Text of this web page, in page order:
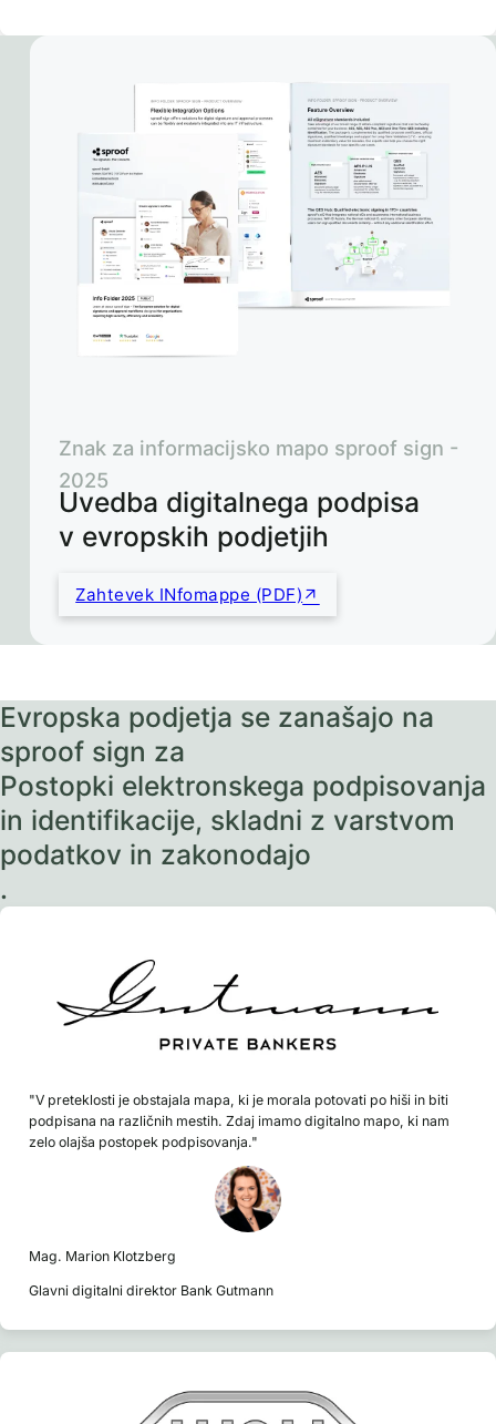
Uvedba digitalnega podpisa
v evropskih podjetjih
Znak za informacijsko mapo sproof sign -
2025
Zahtevek INfomappe (PDF)
Evropska podjetja se zanašajo na
sproof sign za
Postopki elektronskega podpisovanja
in identifikacije, skladni z varstvom
podatkov in zakonodajo
.
"V preteklosti je obstajala mapa, ki je morala potovati po hiši in biti
podpisana na različnih mestih. Zdaj imamo digitalno mapo, ki nam
zelo olajša postopek podpisovanja."
Mag. Marion Klotzberg
Glavni digitalni direktor Bank Gutmann